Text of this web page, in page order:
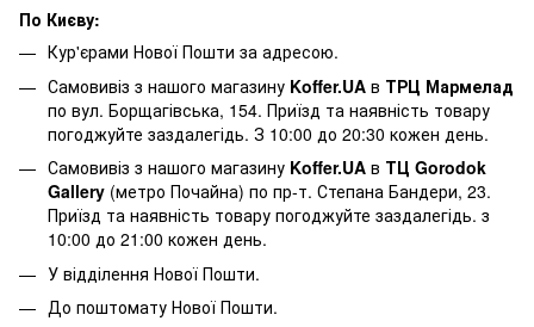
По Києву:
Кур'єрами Нової Пошти за адресою.
Самовивіз з нашого магазину Koffer.UA в ТРЦ Мармелад
по вул. Борщагівська, 154. Приїзд та наявність товару
погоджуйте заздалегідь. З 10:00 до 20:30 кожен день.
Самовивіз з нашого магазину Koffer.UA в ТЦ Gorodok
Gallery (метро Почайна) по пр-т. Степана Бандери, 23.
Приїзд та наявність товару погоджуйте заздалегідь. з
10:00 до 21:00 кожен день.
У відділення Нової Пошти.
До поштомату Нової Пошти.